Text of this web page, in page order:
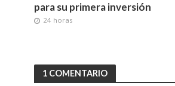
para su primera inversión
24 horas
1 COMENTARIO